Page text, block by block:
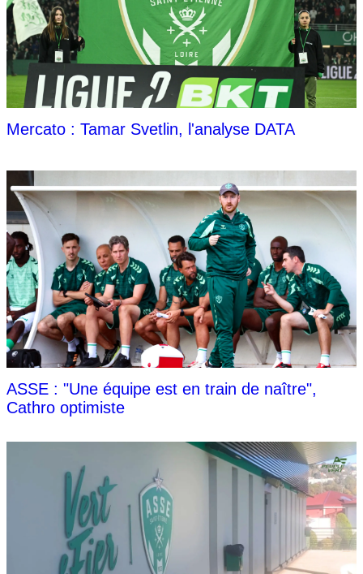
Mercato : Tamar Svetlin, l'analyse DATA
ASSE : "Une équipe est en train de naître",
Cathro optimiste